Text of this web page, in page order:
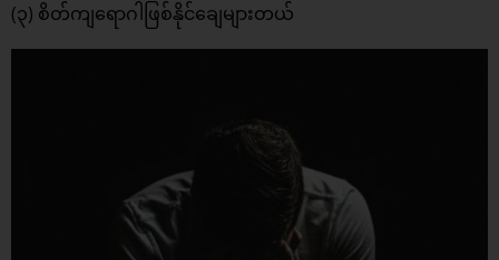
(၃) စိတ်ကျရောဂါဖြစ်နိုင်ချေများတယ်